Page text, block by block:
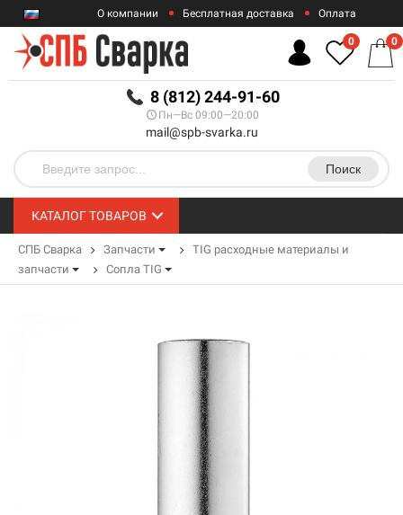
RUB
О компании Бесплатная доставка Оплата
Гарантии
8 (812) 244-91-60
Пн—Вс 09:00—20:00
mail@spb-svarka.ru
Поиск
0 0
КАТАЛОГ ТОВАРОВ
СПБ Сварка Запчасти
TIG расходные материалы и
запчасти
Сопла TIG